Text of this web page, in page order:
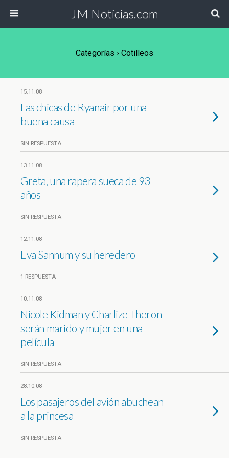
JM Noticias.com
Categorías › Cotilleos
15.11.08
Las chicas de Ryanair por una
buena causa
SIN RESPUESTA
13.11.08
Greta, una rapera sueca de 93
años
SIN RESPUESTA
12.11.08
Eva Sannum y su heredero
1 RESPUESTA
10.11.08
Nicole Kidman y Charlize Theron
serán marido y mujer en una
película
SIN RESPUESTA
28.10.08
Los pasajeros del avión abuchean
a la princesa
SIN RESPUESTA